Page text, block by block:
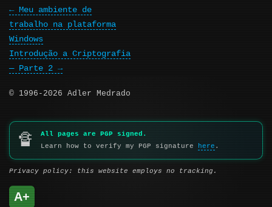
Meu ambiente de
trabalho na plataforma
Windows
Introdução a Criptografia
— Parte 2
© 1996-2026 Adler Medrado
🔏
All pages are PGP signed.
Learn how to verify my PGP signature
here .
Privacy policy: this website employs no tracking.
A+